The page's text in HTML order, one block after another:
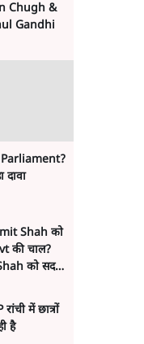
Chugh &
Gandhi
Shah को
की चाल?
को सदन
Senior
ने इसे
RSS की
बड़ा
में छात्रों
है